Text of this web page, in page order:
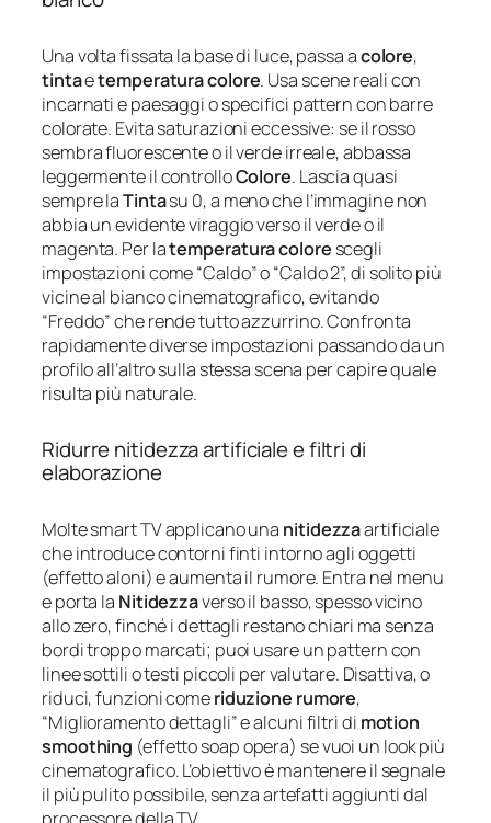
Una volta fissata la base di luce, passa acolore,
tintaetemperatura colore. Usa scene reali con
incarnati e paesaggi o specifici pattern con barre
colorate. Evita saturazioni eccessive: se il rosso
sembra fluorescente o il verde irreale, abbassa
leggermente il controlloColore. Lascia quasi
sempre laTintasu 0, a meno che l’immagine non
abbia un evidente viraggio verso il verde o il
magenta. Per latemperatura colore scegli
impostazioni come “Caldo” o “Caldo 2”, di solito più
vicine al bianco cinematografico, evitando
“Freddo” che rende tutto azzurrino. Confronta
rapidamente diverse impostazioni passando da un
profilo all’altro sulla stessa scena per capire quale
risulta più naturale.
Ridurre nitidezza artificiale e filtri di
elaborazione
Molte smart TV applicano una nitidezzaartificiale
che introduce contorni finti intorno agli oggetti
(effetto aloni) e aumenta il rumore. Entra nel menu
e porta la Nitidezzaverso il basso, spesso vicino
allo zero, finché i dettagli restano chiari ma senza
bordi troppo marcati; puoi usare un pattern con
linee sottili o testi piccoli per valutare. Disattiva, o
riduci, funzioni comeriduzione rumore,
“Miglioramento dettagli” e alcuni filtri di motion
smoothing (effetto soap opera) se vuoi un look più
cinematografico. L’obiettivo è mantenere il segnale
il più pulito possibile, senza artefatti aggiunti dal